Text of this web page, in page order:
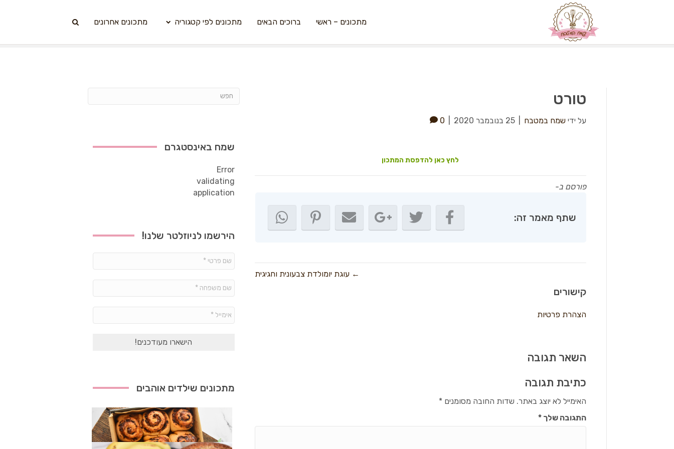
מתכונים – ראשי ברוכים הבאים מתכונים לפי קטגוריה מתכונים אחרונים
טורט
על ידי שמח במטבח 25 בנובמבר 2020 0
לחץ כאן להדפסת המתכון
פורסם ב-
שתף מאמר זה:
← עוגת יומולדת צבעונית וחגיגית
קישורים
הצהרת פרטיות
השאר תגובה
כתיבת תגובה
האימייל לא יוצג באתר. שדות החובה מסומנים*
התגובה שלך*
שמח באינסטגרם
Error
validating
application
הירשמו לניוזלטר שלנו!
פרטי
משפחה
*
מתכונים שילדים אוהבים